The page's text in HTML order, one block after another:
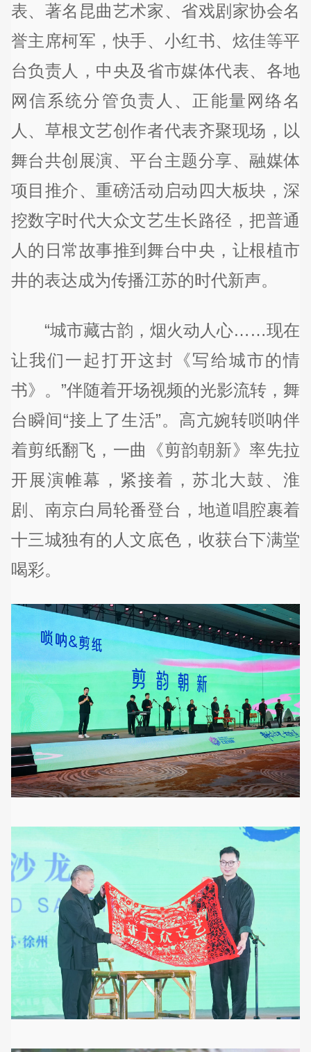
表、著名昆曲艺术家、省戏剧家协会名
誉主席柯军，快手、小红书、炫佳等平
台负责人，中央及省市媒体代表、各地
网信系统分管负责人、正能量网络名
人、草根文艺创作者代表齐聚现场，以
舞台共创展演、平台主题分享、融媒体
项目推介、重磅活动启动四大板块，深
挖数字时代大众文艺生长路径，把普通
人的日常故事推到舞台中央，让根植市
井的表达成为传播江苏的时代新声。
“城市藏古韵，烟火动人心……现在
让我们一起打开这封《写给城市的情
书》。”伴随着开场视频的光影流转，舞
台瞬间“接上了生活”。高亢婉转唢呐伴
着剪纸翻飞，一曲《剪韵朝新》率先拉
开展演帷幕，紧接着，苏北大鼓、淮
剧、南京白局轮番登台，地道唱腔裹着
十三城独有的人文底色，收获台下满堂
喝彩。